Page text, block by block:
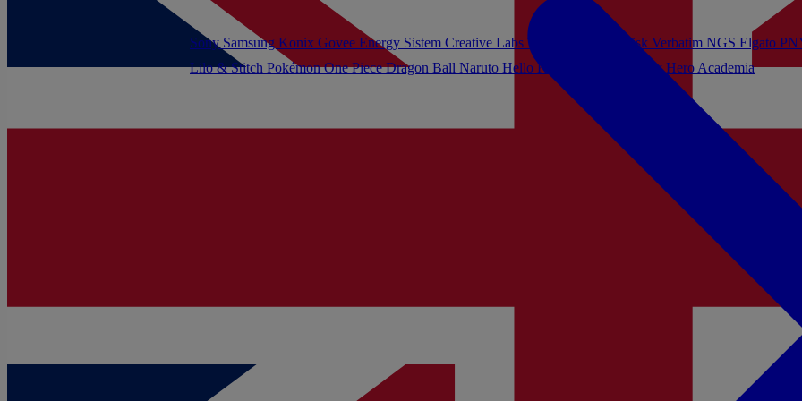
Lilo & Stitch PokémonOne PieceDragon Ball Naruto Hello Kitty My Hero Academia
Sony Samsung Konix Govee Energy Sistem Creative Labs Turtle Beach Sandisk Verbatim NGS Elgato